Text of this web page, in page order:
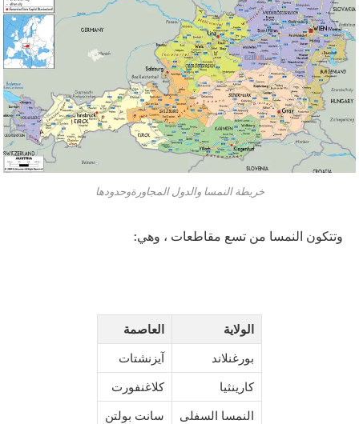
خريطة النمسا والدول المجاورةوحدودها
وتتكون النمسا من تسع مقاطعات ، وهي:
الولاية العاصمة
بورغنلاند آيزنشتات
كارينثيا كلاغنفورت
النمسا السفلى سانت بولتن